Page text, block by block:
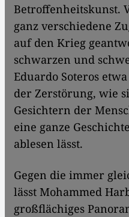
Betroffenheitskunst.
ganz verschiedene
auf den Krieg
schwarzen und
Eduardo Soteros
der Zerstörung, wie
Gesichtern der
eine ganze
ablesen lässt.
Gegen die immer
lässt Mohammed
großflächiges